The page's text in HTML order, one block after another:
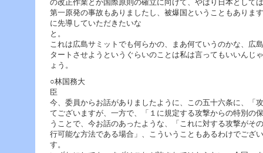
の改正作業とか国際原則の確立に向けて、やはり日本として
第一原発の事故もありましたし、被爆国ということもありま
に先導していただきたいな
これは広島サミットでも何らかの、まあ何ていうのかな、広
タートさせようというぐらいのことは私は言ってもいいんじ
ょう。
○林国務大
今、委員からお話がありましたように、この五十六条に、「
てございますが、一方で、「１に規定する攻撃からの特別の
うことで、今お話のあったような、「これに対する攻撃がそ
行可能な方法である場合」、こういうこともあるわけでござ